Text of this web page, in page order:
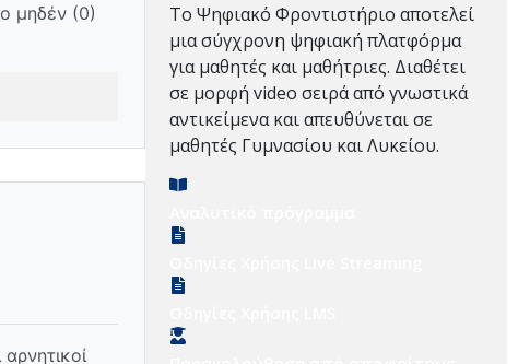
μηδέν (0)
Το Ψηφιακό Φροντιστήριο αποτελεί
μια σύγχρονη ψηφιακή πλατφόρμα
για μαθητές και μαθήτριες. Διαθέτει
σε μορφή video σειρά από γνωστικά
αντικείμενα και απευθύνεται σε
μαθητές Γυμνασίου και Λυκείου.